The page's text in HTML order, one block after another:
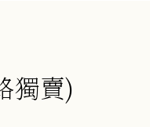
獨賣)